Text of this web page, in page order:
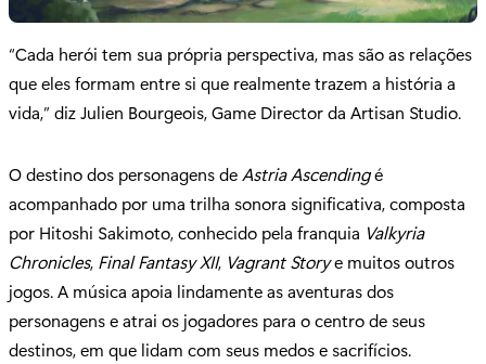
“Cada herói tem sua própria perspectiva, mas são as relações
que eles formam entre si que realmente trazem a história a
vida,” diz Julien Bourgeois, Game Director da Artisan Studio.
O destino dos personagens deAstria Ascendingé
acompanhado por uma trilha sonora significativa, composta
por Hitoshi Sakimoto, conhecido pela franquia Valkyria
Chronicles, Final Fantasy XII, Vagrant Storye muitos outros
jogos. A música apoia lindamente as aventuras dos
personagens e atrai os jogadores para o centro de seus
destinos, em que lidam com seus medos e sacrifícios.